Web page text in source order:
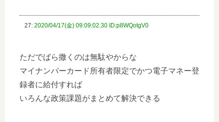
27: 2020/04/17(金) 09:09:02.30 ID:p8WQotgV0
ただでばら撒くのは無駄やからな
マイナンバーカード所有者限定でかつ電子マネー登
録者に給付すれば
いろんな政策課題がまとめて解決できる